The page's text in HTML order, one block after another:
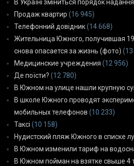
В Україні зміниться порядок
Продаж квартир (16 945)
Телефонний довідник(14 668)
Жительница Южного, получившая
снова опасается за жизнь (фото) (13
Медицинские учреждения (12 956)
Де поїсти? (12 780)
В Южном на улице нашли крупную
В школе Южного проводят
мобильных телефонов (10 233)
Таксі (10 158)
Нудистский пляж Южного в списке
В Южном изменили тариф на
В Южном пойман на взятке свыше 4